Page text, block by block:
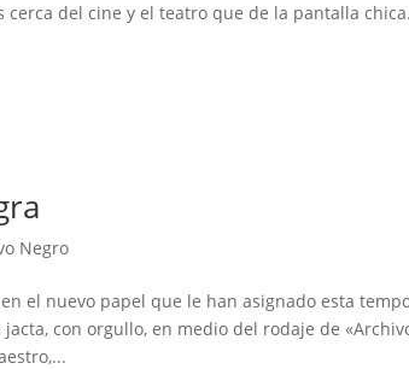
cerca del cine y el teatro que de la pantalla
Negro
el nuevo papel que le han asignado esta
con orgullo, en medio del rodaje de